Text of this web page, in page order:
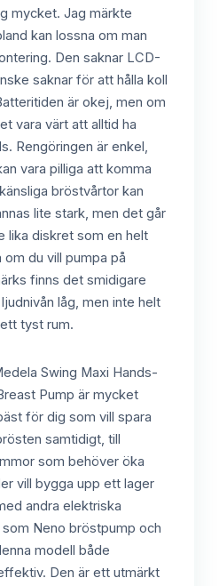
mycket. Jag märkte
kan lossna om man
Den saknar LCD-
saknar för att hålla koll
är okej, men om
vara värt att alltid ha
Rengöringen är enkel,
vara pilliga att komma
bröstvårtor kan
lite stark, men det går
lika diskret som en helt
du vill pumpa på
finns det smidigare
låg, men inte helt
tyst rum.
Swing Maxi Hands-
Pump är mycket
för dig som vill spara
samtidigt, till
som behöver öka
vill bygga upp ett lager
andra elektriska
Neno bröstpump och
modell både
Den är ett utmärkt